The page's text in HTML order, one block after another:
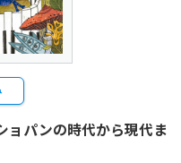
パンの時代から現代ま